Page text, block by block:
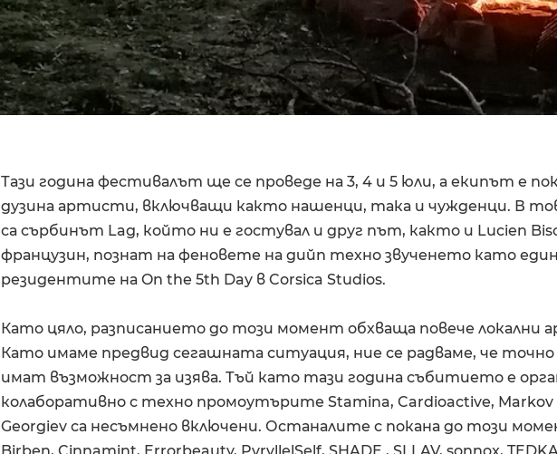
Тази година фестивалът ще се проведе на 3, 4 и 5 юли, а екипът е
дузина артисти, включващи както нашенци, така и чужденци. В
са сърбинът Lag, който ни е гостувал и друг път, както и Lucien
французин, познат на феновете на дийп техно звученето като
резидентите на On the 5th Day в Corsica Studios.
Като цяло, разписанието до този момент обхваща повече локални
Като имаме предвид сегашната ситуация, ние се радваме, че
имат възможност за изява. Тъй като тази година събитието е
колаборативно с техно промоутърите Stamina, Cardioactive, Markov
Georgiev са несъмнено включени. Останалите с покана до този